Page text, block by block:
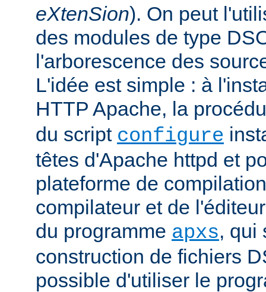
eXtenSion). On peut
des modules de type
l'arborescence des
L'idée est simple : à
HTTP Apache, la
du script configure
têtes d'Apache httpd et
plateforme de
compilateur et de
du programme apxs, qui
construction de fichiers
possible d'utiliser le